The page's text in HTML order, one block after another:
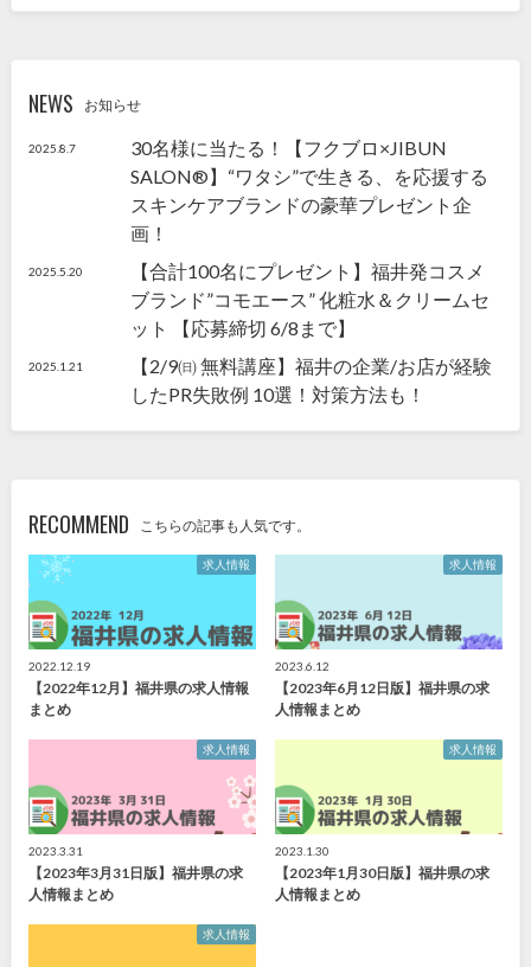
NEWS お知らせ
2025.8.7
30名様に当たる！【フクブロ×JIBUN
SALON®】“ワタシ”で生きる、を応援する
スキンケアブランドの豪華プレゼント企
画！
2025.5.20
【合計100名にプレゼント】福井発コスメ
ブランド”コモエース” 化粧水＆クリームセ
ット 【応募締切 6/8まで】
2025.1.21
【2/9㈰ 無料講座】福井の企業/お店が経験
したPR失敗例 10選！対策方法も！
RECOMMEND こちらの記事も人気です。
求人情報
2022.12.19
【2022年12月】福井県の求人情報
まとめ
求人情報
2023.6.12
【2023年6月12日版】福井県の求
人情報まとめ
求人情報
2023.3.31
【2023年3月31日版】福井県の求
人情報まとめ
求人情報
2023.1.30
【2023年1月30日版】福井県の求
人情報まとめ
求人情報